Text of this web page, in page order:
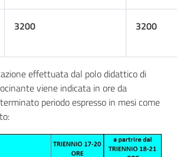
3200 3200
effettuata dal polo didattico di
viene indicata in ore da
periodo espresso in mesi come